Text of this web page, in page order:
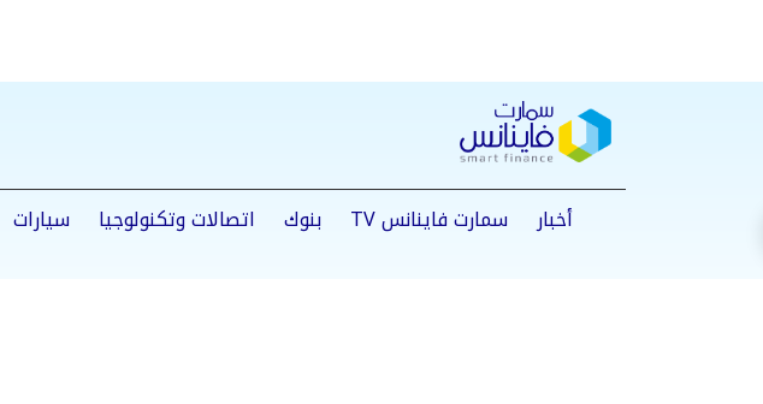
أخبار سمارت فاينانس TV بنوك اتصالات وتكنولوجيا سيارات